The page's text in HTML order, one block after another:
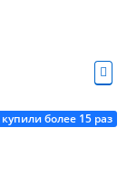
купили более 15 раз